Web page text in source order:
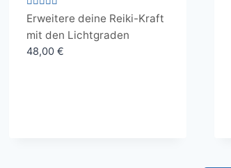
Bewertet
mit
5.00
von 5
Erweitere deine Reiki-Kraft
mit den Lichtgraden
48,00 €